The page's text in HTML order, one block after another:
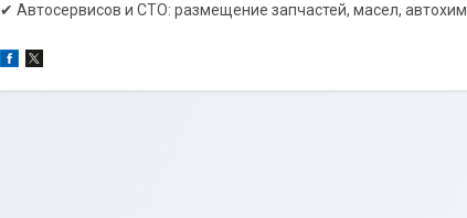
✔ Автосервисов и СТО: размещение запчастей, масел,